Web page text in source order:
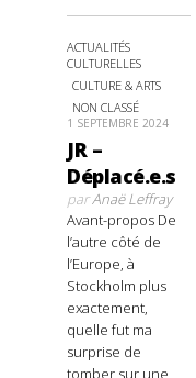
ACTUALITÉS
CULTURELLES
CULTURE & ARTS
NON CLASSÉ
1 SEPTEMBRE 2024
JR –
Déplacé.e.s
parAnaë Leffray
Avant-propos De
l’autre côté de
l’Europe, à
Stockholm plus
exactement,
quelle fut ma
surprise de
tomber sur une